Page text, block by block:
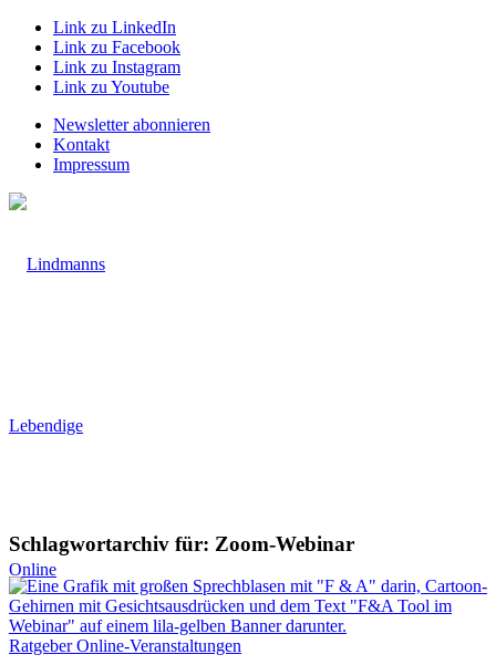
Link zu LinkedIn
Link zu Facebook
Link zu Instagram
Link zu Youtube
Newsletter abonnieren
Kontakt
Impressum
Lebendige
Online
Schlagwortarchiv für: Zoom-Webinar
Ratgeber Online-Veranstaltungen